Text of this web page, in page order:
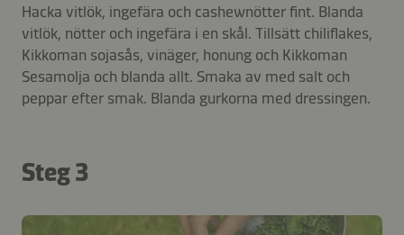
Hacka vitlök, ingefära och cashewnötter fint. Blanda
vitlök, nötter och ingefära i en skål. Tillsätt chiliflakes,
Kikkoman sojasås, vinäger, honung och Kikkoman
Sesamolja och blanda allt. Smaka av med salt och
peppar efter smak. Blanda gurkorna med dressingen.
Steg 3